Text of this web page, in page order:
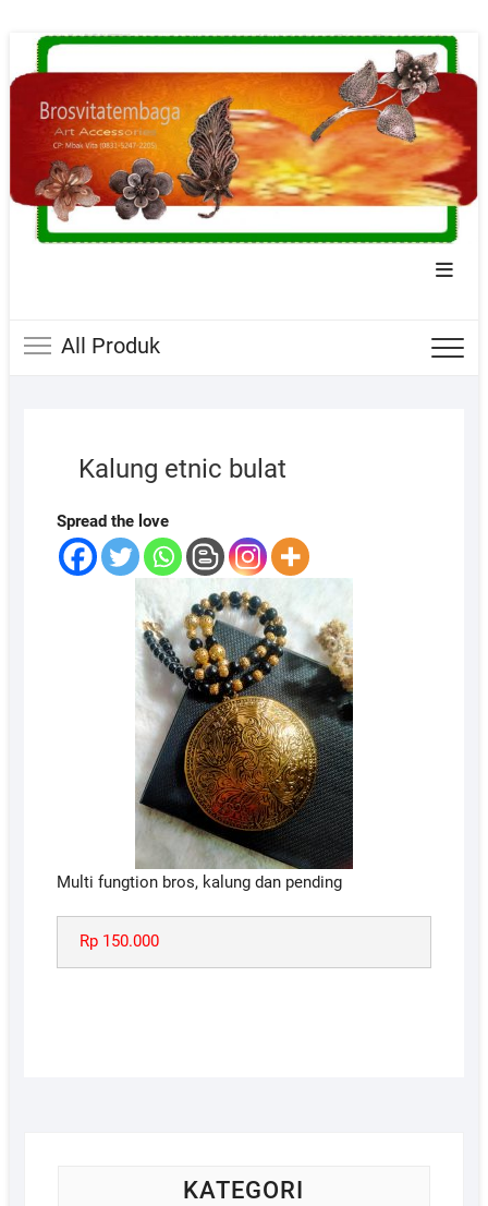
Skip
to
content
All Produk
Kalung etnic bulat
Spread the love
Multi fungtion bros, kalung dan pending
Rp 150.000
KATEGORI